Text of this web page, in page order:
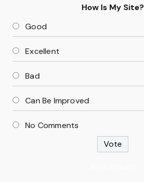
How Is My Site?
Good
Excellent
Bad
Can Be Improved
No Comments